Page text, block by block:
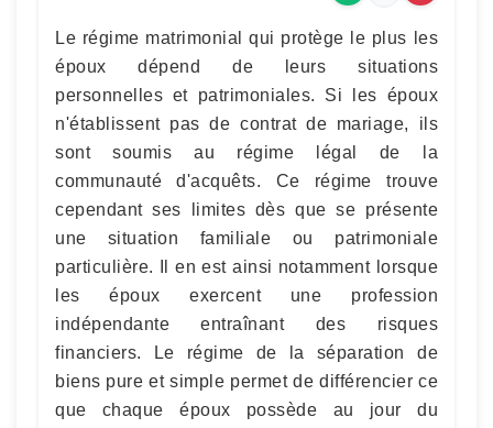
Le régime matrimonial qui protège le plus les
époux dépend de leurs situations
personnelles et patrimoniales. Si les époux
n'établissent pas de contrat de mariage, ils
sont soumis au régime légal de la
communauté d'acquêts. Ce régime trouve
cependant ses limites dès que se présente
une situation familiale ou patrimoniale
particulière. Il en est ainsi notamment lorsque
les époux exercent une profession
indépendante entraînant des risques
financiers. Le régime de la séparation de
biens pure et simple permet de différencier ce
que chaque époux possède au jour du